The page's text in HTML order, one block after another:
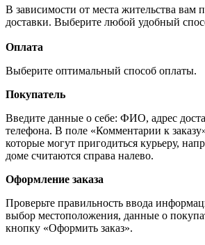
В зависимости от места жительства вам
доставки. Выберите любой удобный
Оплата
Выберите оптимальный способ оплаты.
Покупатель
Введите данные о себе: ФИО, адрес
телефона. В поле «Комментарии к
которые могут пригодиться курьеру,
доме считаются справа налево.
Оформление заказа
Проверьте правильность ввода
выбор местоположения, данные о
кнопку «Оформить заказ».